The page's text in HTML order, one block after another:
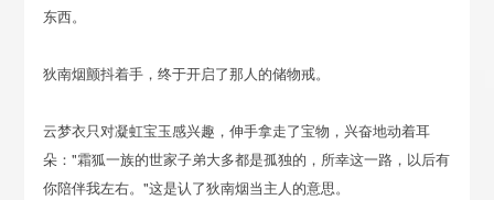
东西。
狄南烟颤抖着手，终于开启了那人的储物戒。
云梦衣只对凝虹宝玉感兴趣，伸手拿走了宝物，兴奋地动着耳
朵："霜狐一族的世家子弟大多都是孤独的，所幸这一路，以后有
你陪伴我左右。"这是认了狄南烟当主人的意思。